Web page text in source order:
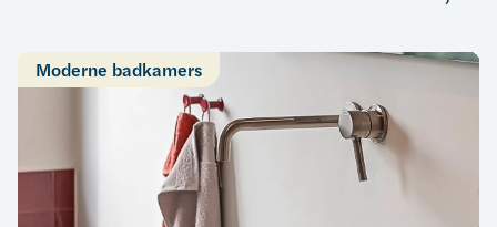
Moderne badkamers